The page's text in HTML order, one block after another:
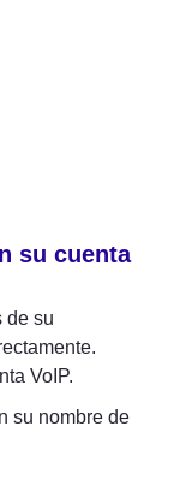
su cuenta
de su
VoIP.
su nombre de